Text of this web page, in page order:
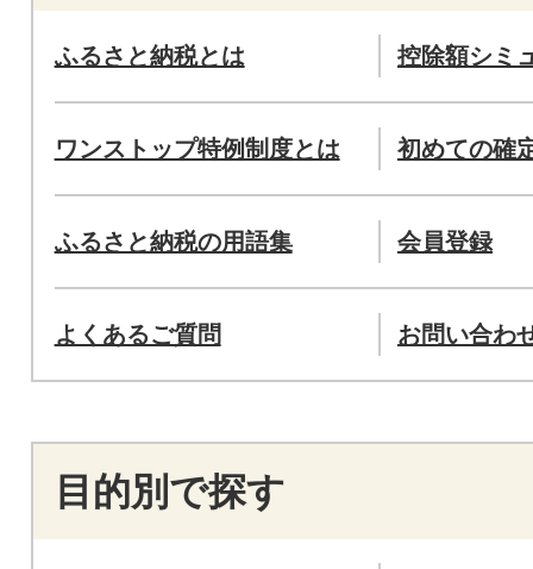
ふるさと納税とは 控除額シミ
ワンストップ特例制度とは 初めての確
ふるさと納税の用語集 会員登録
よくあるご質問 お問い合わ
目的別で探す